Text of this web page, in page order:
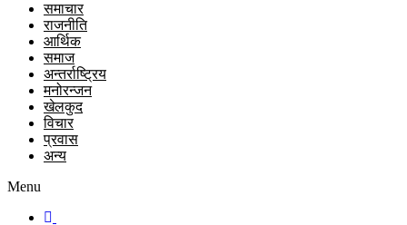
समाचार
राजनीति
आर्थिक
समाज
अन्तर्राष्ट्रिय
मनोरन्जन
खेलकुद
विचार
प्रवास
अन्य
Menu